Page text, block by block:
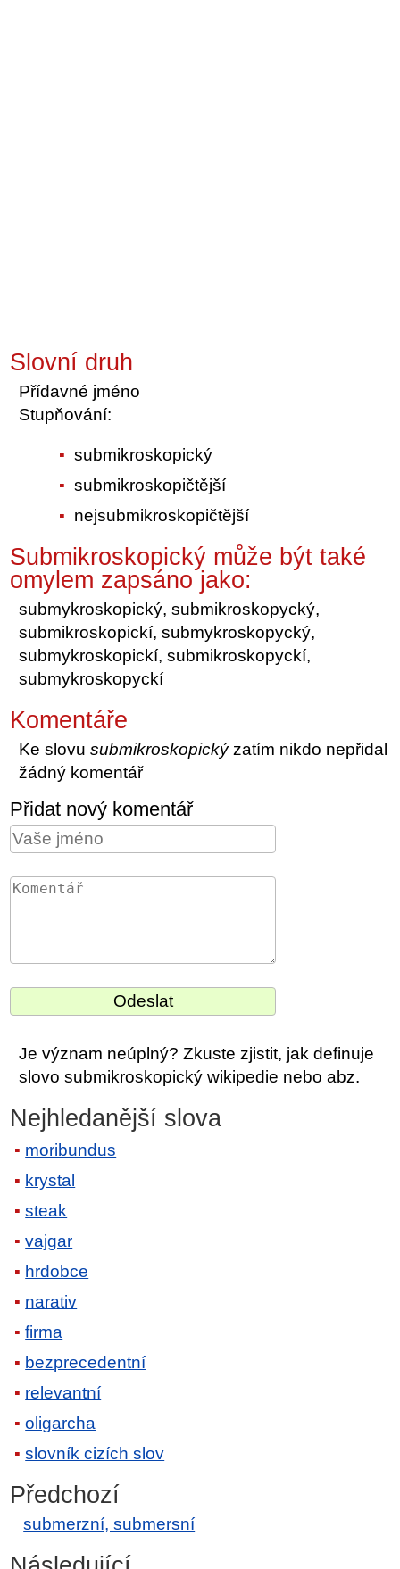
Slovní druh
Přídavné jméno
Stupňování:
submikroskopický
submikroskopičtější
nejsubmikroskopičtější
Submikroskopický může být také
omylem zapsáno jako:
submykroskopický, submikroskopycký,
submikroskopickí, submykroskopycký,
submykroskopickí, submikroskopyckí,
submykroskopyckí
Komentáře
Ke slovusubmikroskopickýzatím nikdo nepřidal
žádný komentář
Přidat nový komentář
Je význam neúplný? Zkuste zjistit, jak definuje
slovo submikroskopický wikipedie nebo abz.
Nejhledanější slova
moribundus
krystal
steak
vajgar
hrdobce
narativ
firma
bezprecedentní
relevantní
oligarcha
slovník cizích slov
Předchozí
submerzní, submersní